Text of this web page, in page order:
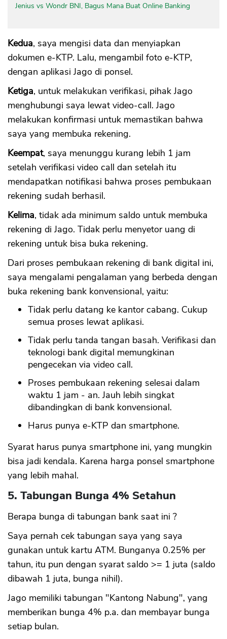
Jenius vs Wondr BNI, Bagus Mana Buat Online Banking
Kedua, saya mengisi data dan menyiapkan
dokumen e-KTP. Lalu, mengambil foto e-KTP,
dengan aplikasi Jago di ponsel.
Ketiga, untuk melakukan verifikasi, pihak Jago
menghubungi saya lewat video-call. Jago
melakukan konfirmasi untuk memastikan bahwa
saya yang membuka rekening.
Keempat, saya menunggu kurang lebih 1 jam
setelah verifikasi video call dan setelah itu
mendapatkan notifikasi bahwa proses pembukaan
rekening sudah berhasil.
Kelima, tidak ada minimum saldo untuk membuka
rekening di Jago. Tidak perlu menyetor uang di
rekening untuk bisa buka rekening.
Dari proses pembukaan rekening di bank digital ini,
saya mengalami pengalaman yang berbeda dengan
buka rekening bank konvensional, yaitu:
Tidak perlu datang ke kantor cabang. Cukup
semua proses lewat aplikasi.
Tidak perlu tanda tangan basah. Verifikasi dan
teknologi bank digital memungkinan
pengecekan via video call.
Proses pembukaan rekening selesai dalam
waktu 1 jam - an. Jauh lebih singkat
dibandingkan di bank konvensional.
Harus punya e-KTP dan smartphone.
Syarat harus punya smartphone ini, yang mungkin
bisa jadi kendala. Karena harga ponsel smartphone
yang lebih mahal.
5. Tabungan Bunga 4% Setahun
Berapa bunga di tabungan bank saat ini ?
Saya pernah cek tabungan saya yang saya
gunakan untuk kartu ATM. Bunganya 0.25% per
tahun, itu pun dengan syarat saldo >= 1 juta (saldo
dibawah 1 juta, bunga nihil).
Jago memiliki tabungan "Kantong Nabung", yang
memberikan bunga 4% p.a. dan membayar bunga
setiap bulan.